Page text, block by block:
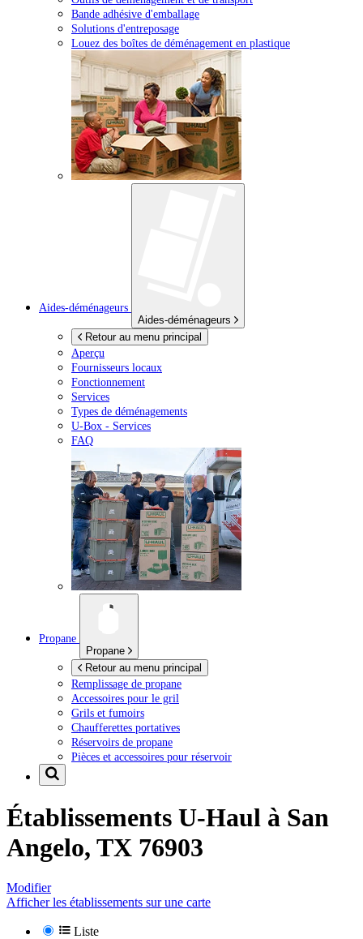
Bande adhésive d'emballage
Solutions d'entreposage
Louez des boîtes de déménagement en plastique
Aides-déménageurs
Aides-déménageurs
Retour au menu principal
Aperçu
Fournisseurs locaux
Fonctionnement
Services
Types de déménagements
U-Box - Services
FAQ
Propane
Propane
Retour au menu principal
Remplissage de propane
Accessoires pour le gril
Grils et fumoirs
Chaufferettes portatives
Réservoirs de propane
Pièces et accessoires pour réservoir
Établissements U-Haul à San
Angelo, TX 76903
Modifier
Afficher les établissements sur une carte
Liste